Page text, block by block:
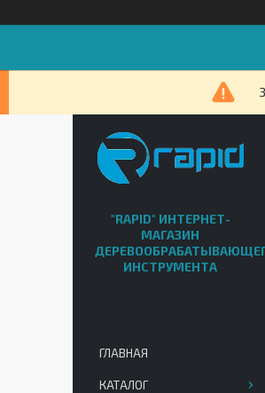
"RAPID" ИНТЕРНЕТ-
МАГАЗИН
ИНСТРУМЕНТА
ГЛАВНАЯ
КАТАЛОГ